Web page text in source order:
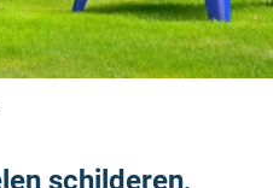
schilderen,